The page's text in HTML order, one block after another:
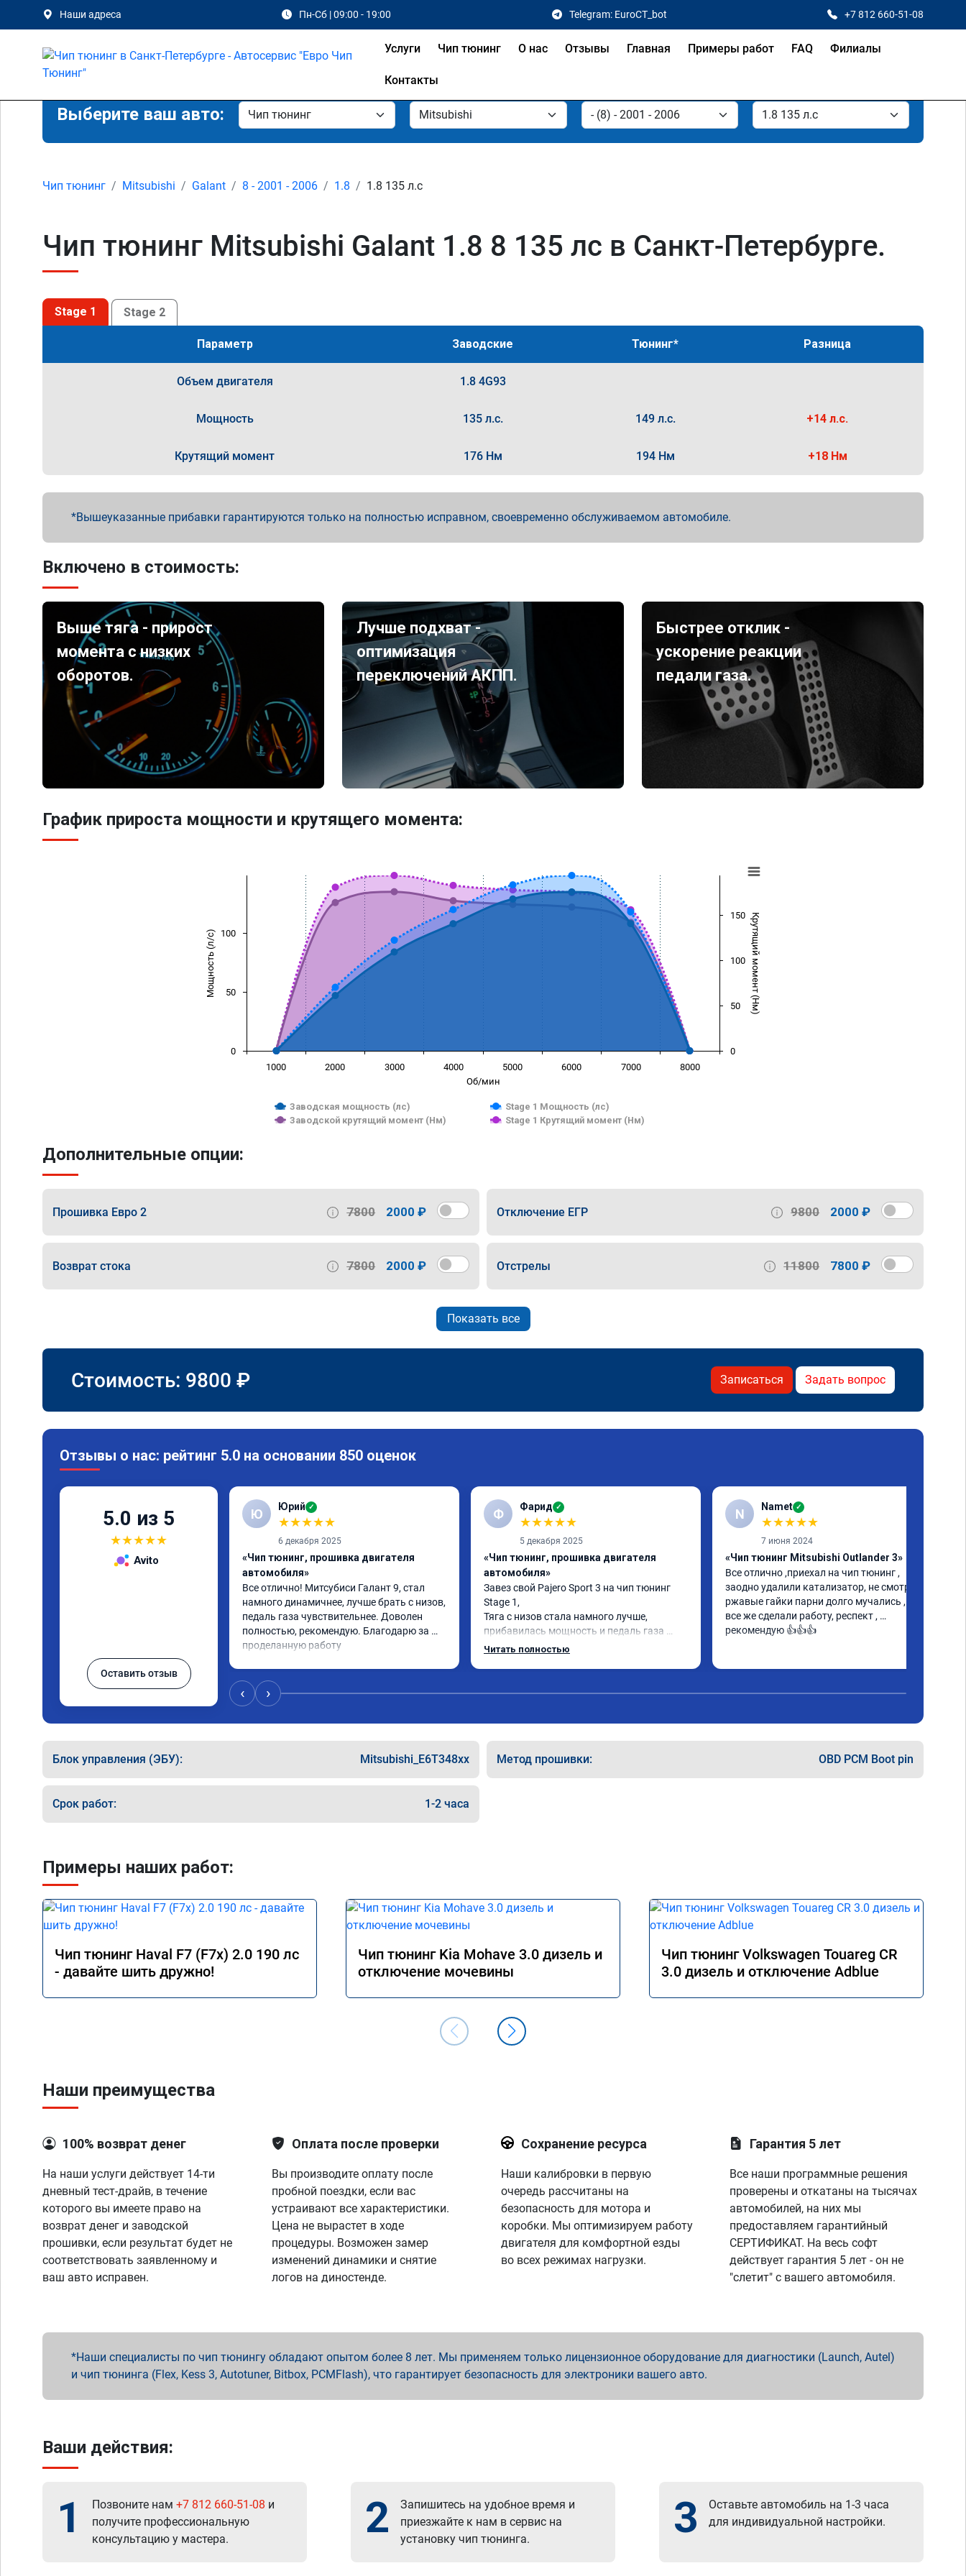
Наши адреса Пн-Сб | 09:00 - 19:00 Telegram: EuroCT_bot +7 812 660-51-08
Услуги Чип тюнинг О нас Отзывы Главная Примеры работ FAQ Филиалы
Контакты
Выберите ваш авто:
Чип тюнинг Mitsubishi Galant 8 - 2001 - 2006 1.8 1.8 135 л.с
Чип тюнинг Mitsubishi Galant 1.8 8 135 лс в Санкт-Петербурге.
Stage 1 Stage 2
Параметр Заводские Тюнинг* Разница
Объем двигателя 1.8 4G93
Мощность 135 л.с. 149 л.с. +14 л.с.
Крутящий момент 176 Нм 194 Нм +18 Нм
Вышеуказанные прибавки гарантируются только на полностью исправном, своевременно обслуживаемом автомобиле.
Включено в стоимость:
Выше тяга - прирост
момента с низких
оборотов.
Лучше подхват -
оптимизация
переключений АКПП.
Быстрее отклик -
ускорение реакции
педали газа.
График прироста мощности и крутящего момента:
Об/мин
Мощность (л/с) Крутящий момент (Нм)
Заводская мощность (лс)
Stage 1 Мощность (лс)
Заводской крутящий момент (Нм)
Stage 1 Крутящий момент (Нм)
1000 2000 3000 4000 5000 6000 7000 8000
0
50
100
0
50
100
150
Дополнительные опции:
Прошивка Евро 2 7800 2000 ₽ Отключение ЕГР 9800 2000 ₽
Возврат стока 7800 2000 ₽ Отстрелы 11800 7800 ₽
Показать все
Стоимость: 9800 ₽ Записаться Задать вопрос
Отзывы о нас: рейтинг 5.0 на основании 850 оценок
5.0 из 5
★★★★★
Avito
Оставить отзыв
Ю Юрий ✓
★★★★★
6 декабря 2025
«Чип тюнинг, прошивка двигателя
автомобиля»
Все отлично! Митсубиси Галант 9, стал
намного динамичнее, лучше брать с низов,
педаль газа чувствительнее. Доволен
полностью, рекомендую. Благодарю за
проделанную работу
Ф Фарид ✓
★★★★★
5 декабря 2025
«Чип тюнинг, прошивка двигателя
автомобиля»
Завез свой Pajero Sport 3 на чип тюнинг
Stage 1,
Тяга с низов стала намного лучше,
прибавилась мощность и педаль газа
стала отзывчивее.
Завтра везу X7 на чип, Там по цифрам
результаты должны быть еще лучше)
Читать полностью
N Namet ✓
★★★★★
7 июня 2024
«Чип тюнинг Mitsubishi Outlander 3»
Все отлично ,приехал на чип тюнинг ,
заодно удалили катализатор, не смотря на
ржавые гайки парни долго мучались , но
все же сделали работу, респект ,
рекомендую 👍👍👍
‹ ›
Блок управления (ЭБУ): Mitsubishi_E6T348xx Метод прошивки: OBD PCM Boot pin
Срок работ: 1-2 часа
Примеры наших работ:
Чип тюнинг Haval F7 (F7x) 2.0 190 лс
- давайте шить дружно!
Чип тюнинг Kia Mohave 3.0 дизель и
отключение мочевины
Чип тюнинг Volkswagen Touareg CR
3.0 дизель и отключение Adblue
Наши преимущества
100% возврат денег
На наши услуги действует 14-ти
дневный тест-драйв, в течение
которого вы имеете право на
возврат денег и заводской
прошивки, если результат будет не
соответствовать заявленному и
ваш авто исправен.
Оплата после проверки
Вы производите оплату после
пробной поездки, если вас
устраивают все характеристики.
Цена не вырастет в ходе
процедуры. Возможен замер
изменений динамики и снятие
логов на диностенде.
Сохранение ресурса
Наши калибровки в первую
очередь рассчитаны на
безопасность для мотора и
коробки. Мы оптимизируем работу
двигателя для комфортной езды
во всех режимах нагрузки.
Гарантия 5 лет
Все наши программные решения
проверены и откатаны на тысячах
автомобилей, на них мы
предоставляем гарантийный
СЕРТИФИКАТ. На весь софт
действует гарантия 5 лет - он не
"слетит" с вашего автомобиля.
Наши специалисты по чип тюнингу обладают опытом более 8 лет. Мы применяем только лицензионное оборудование для диагностики (Launch, Autel)
и чип тюнинга (Flex, Kess 3, Autotuner, Bitbox, PCMFlash), что гарантирует безопасность для электроники вашего авто.
Ваши действия:
1 Позвоните нам +7 812 660-51-08 и
получите профессиональную
консультацию у мастера.
2
Запишитесь на удобное время и
приезжайте к нам в сервис на
установку чип тюнинга.
3
Оставьте автомобиль на 1-3 часа
для индивидуальной настройки.